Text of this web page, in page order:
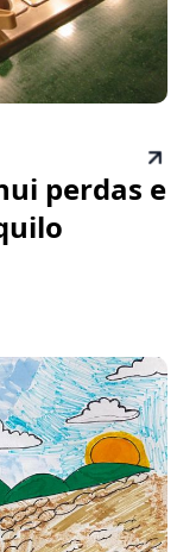
perdas e